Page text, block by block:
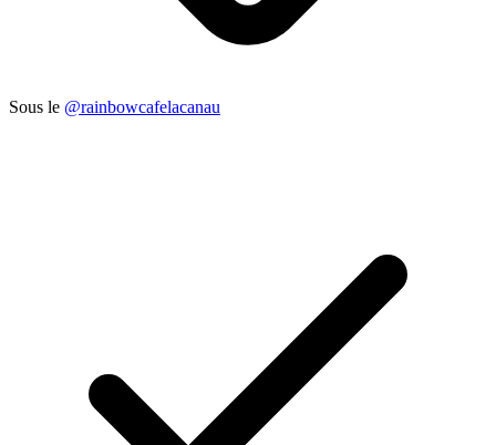
Sous le @rainbowcafelacanau